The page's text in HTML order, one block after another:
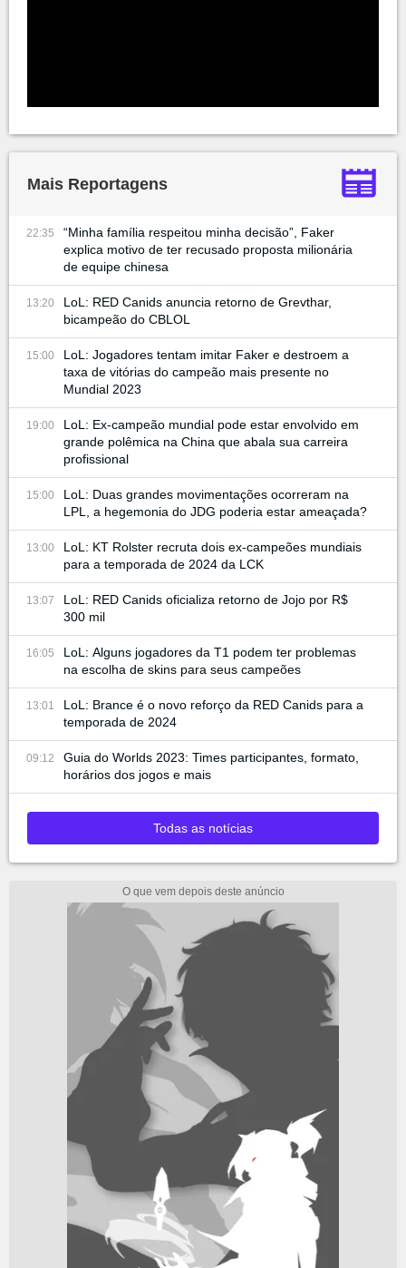
Mais Reportagens
22:35
“Minha família respeitou minha decisão”, Faker
explica motivo de ter recusado proposta milionária
de equipe chinesa
13:20
LoL: RED Canids anuncia retorno de Grevthar,
bicampeão do CBLOL
15:00
LoL: Jogadores tentam imitar Faker e destroem a
taxa de vitórias do campeão mais presente no
Mundial 2023
19:00
LoL: Ex-campeão mundial pode estar envolvido em
grande polêmica na China que abala sua carreira
profissional
15:00
LoL: Duas grandes movimentações ocorreram na
LPL, a hegemonia do JDG poderia estar ameaçada?
13:00
LoL: KT Rolster recruta dois ex-campeões mundiais
para a temporada de 2024 da LCK
13:07
LoL: RED Canids oficializa retorno de Jojo por R$
300 mil
16:05
LoL: Alguns jogadores da T1 podem ter problemas
na escolha de skins para seus campeões
13:01
LoL: Brance é o novo reforço da RED Canids para a
temporada de 2024
09:12
Guia do Worlds 2023: Times participantes, formato,
horários dos jogos e mais
Todas as notícias